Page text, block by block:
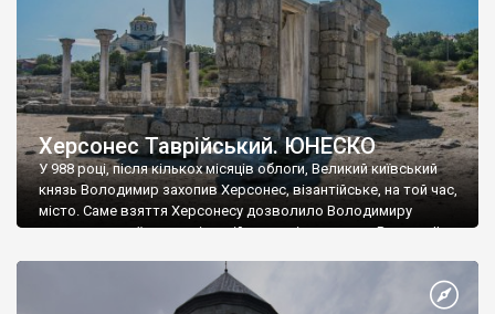
Херсонес Таврійський. ЮНЕСКО
У 988 році, після кількох місяців облоги, Великий київський
князь Володимир захопив Херсонес, візантійське, на той час,
місто. Саме взяття Херсонесу дозволило Володимиру
диктувати свої умови візантійському імператору Василю ІІ, та
Херсонесі Володимир-язичник, став Василем-християнином.
А потім було Хрещення Русі. На честь Херсонесу Таврійського